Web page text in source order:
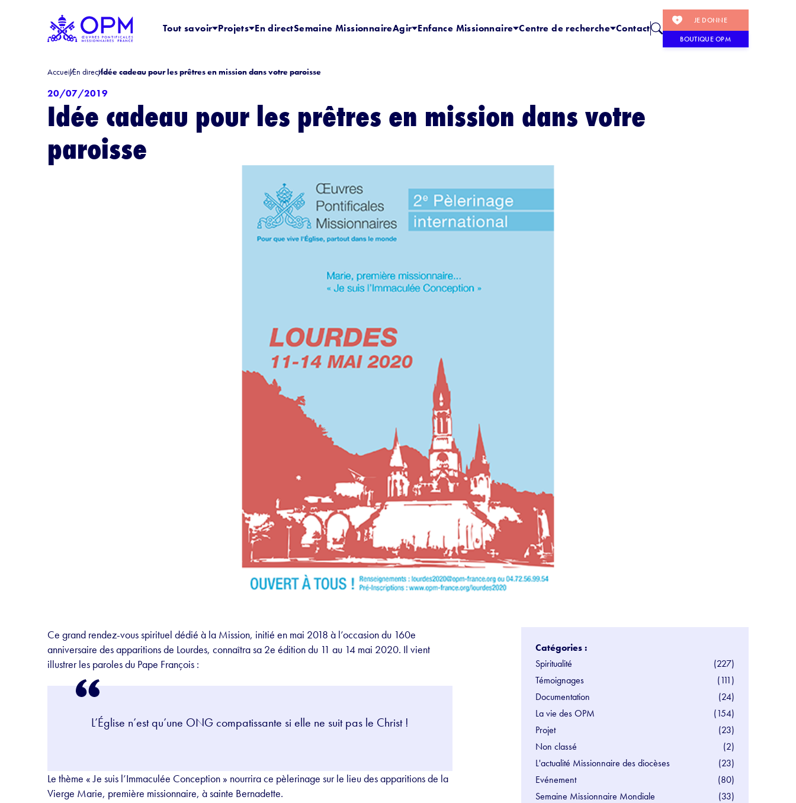
Tout savoir Projets En directSemaine MissionnaireAgir Enfance Missionnaire Centre de recherche Contact
JE DONNE
BOUTIQUE OPM
AccueilEn directIdée cadeau pour les prêtres en mission dans votre paroisse
20/07/2019
Idée cadeau pour les prêtres en mission dans votre
paroisse
Ce grand rendez-vous spirituel dédié à la Mission, initié en mai 2018 à l’occasion du 160e
anniversaire des apparitions de Lourdes, connaîtra sa 2e édition du 11 au 14 mai 2020. Il vient
illustrer les paroles du Pape François :
L’Église n’est qu’une ONG compatissante si elle ne suit pas le Christ !
Le thème « Je suis l’Immaculée Conception » nourrira ce pèlerinage sur le lieu des apparitions de la
Vierge Marie, première missionnaire, à sainte Bernadette.
Catégories :
Spiritualité
(227)
Témoignages
(111)
Documentation
(24)
La vie des OPM
(154)
Projet
(23)
Non classé
(2)
L'actualité Missionnaire des diocèses
(23)
Evénement
(80)
Semaine Missionnaire Mondiale
(33)